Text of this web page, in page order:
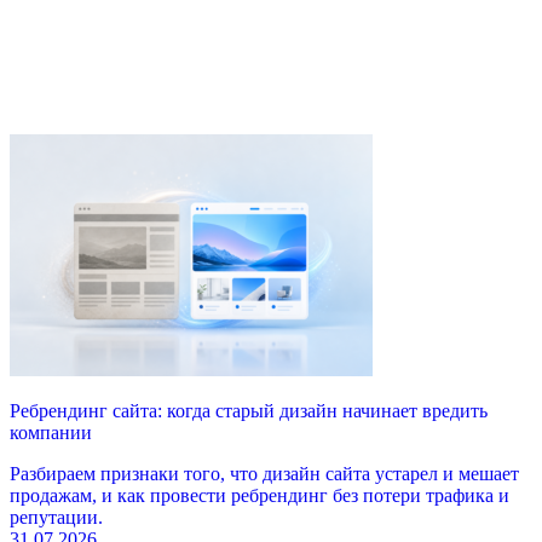
Ребрендинг сайта: когда старый дизайн начинает вредить
компании
Разбираем признаки того, что дизайн сайта устарел и мешает
продажам, и как провести ребрендинг без потери трафика и
репутации.